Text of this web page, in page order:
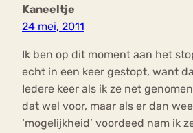
Kaneeltje
24 mei, 2011
Ik ben op dit moment aan het
echt in een keer gestopt, want
Iedere keer als ik ze net
dat wel voor, maar als er dan
‘mogelijkheid’ voordeed nam ik